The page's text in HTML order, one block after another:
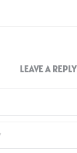
LEAVE A REPLY